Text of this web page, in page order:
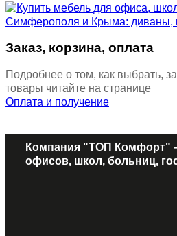
Заказ, корзина, оплата
Подробнее о том, как выбрать,
товары читайте на странице
Оплата и получение
Компания "ТОП Комфорт"
офисов, школ, больниц,